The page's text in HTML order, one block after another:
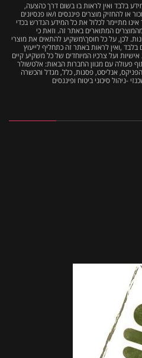
בלבד ואין לראות בו בשום דרך כהצעה,
או להחזיק מוצרים פיננסים ו/או פנסיונים
מתיימר לכלול את כל המידע הנדרש בכדי
המתוארים באתר זה. וזאת כי
לכן, על כל חוסך\משקיע להתאים את מוצרי
בלבד ,ואין לראות באתר זה כתחליף לייעוץ
ועל צרכיו המיוחדים של כל משקיע קיים
פעולה עם מגוון החברות הבאות: אלטשולר
אנליסט, פסגות, כלל, מגדל והכשרה
-ניהול סיכוני ביטוח ופיננסים